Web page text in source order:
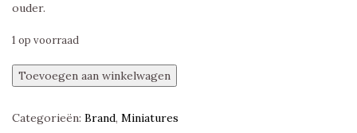
ouder.
1 op voorraad
Frost
Salamander,
Dale
Toevoegen aan winkelwagen
Categorieën: Brand, Miniatures